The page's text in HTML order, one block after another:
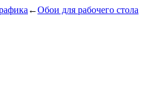
←Обои для рабочего стола